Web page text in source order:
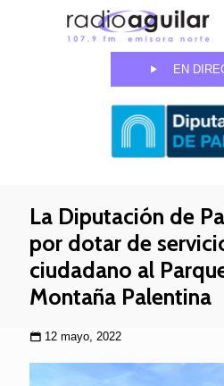
EN
La Diputación de
por dotar de
ciudadano al
Montaña Palentina
12 mayo, 2022